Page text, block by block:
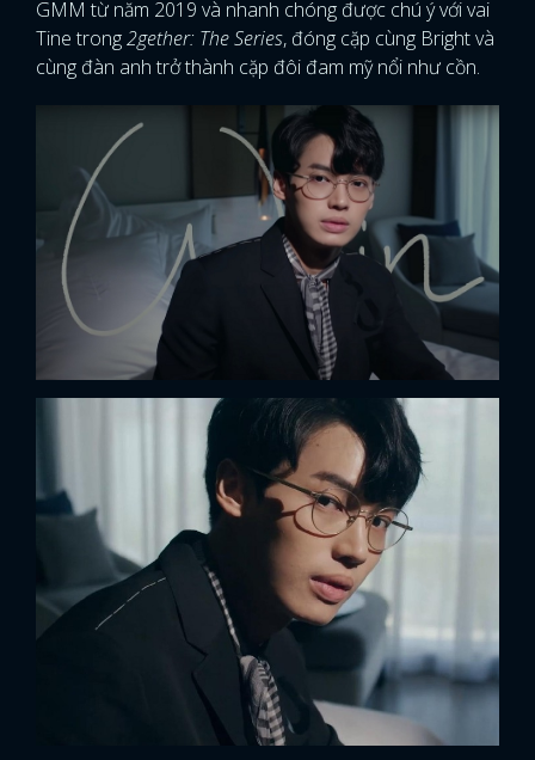
GMM từ năm 2019 và nhanh chóng được chú ý với vai
Tine trong2gether: The Series, đóng cặp cùng Bright và
cùng đàn anh trở thành cặp đôi đam mỹ nổi như cồn.